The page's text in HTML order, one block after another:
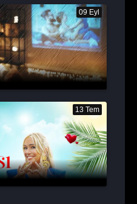
09 Eyl
13 Tem